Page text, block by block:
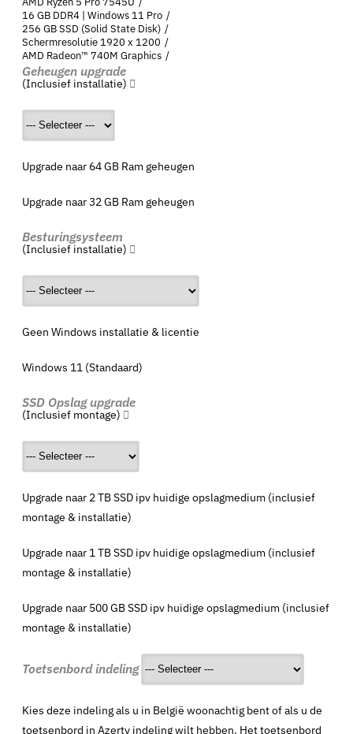
16 GB DDR4 | Windows 11 Pro
256 GB SSD (Solid State Disk)
Schermresolutie 1920 x 1200
AMD Radeon™ 740M Graphics
Geheugen upgrade
(Inclusief installatie)
Upgrade naar 64 GB Ram geheugen
Upgrade naar 32 GB Ram geheugen
Besturingsysteem
(Inclusief installatie)
Geen Windows installatie & licentie
Windows 11 (Standaard)
SSD Opslag upgrade
(Inclusief montage)
Upgrade naar 2 TB SSD ipv huidige opslagmedium (inclusief
montage & installatie)
Upgrade naar 1 TB SSD ipv huidige opslagmedium (inclusief
montage & installatie)
Upgrade naar 500 GB SSD ipv huidige opslagmedium (inclusief
montage & installatie)
Toetsenbord indeling
Kies deze indeling als u in België woonachtig bent of als u de
toetsenbord in Azerty indeling wilt hebben. Het toetsenbord